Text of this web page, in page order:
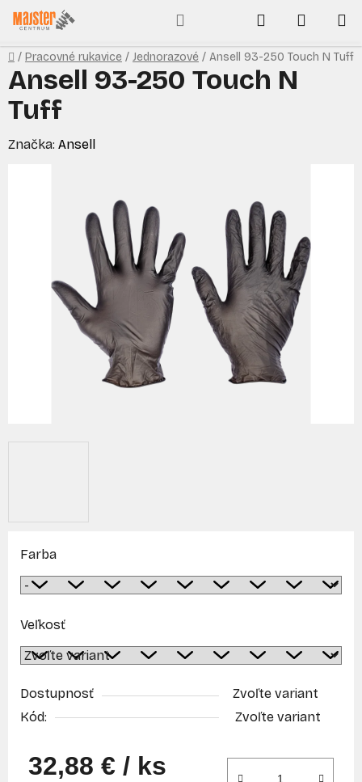
Prejsť
na
obsah
Hľadať
KOŠÍK
Domov
/ Pracovné rukavice / Jednorazové / Ansell 93-250 Touch N Tuff
Farba
Veľkosť
Dostupnosť
Zvoľte variant
Kód:
Zvoľte variant
32,88 € / ks
Ansell 93-250 Touch N
Tuff
Značka: Ansell